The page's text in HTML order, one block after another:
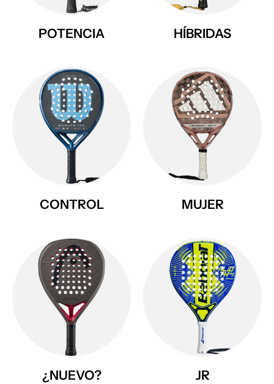
POTENCIA HÍBRIDAS
CONTROL MUJER
¿NUEVO? JR